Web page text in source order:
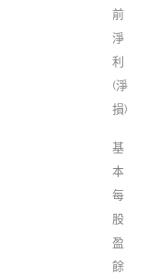
前
淨
利
(淨
損)
基
本
每
股
盈
餘